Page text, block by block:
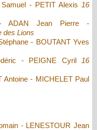
- PETIT Alexis 16
Jean Pierre -
des Lions
- BOUTANT Yves
- PEIGNE Cyril 16
Antoine - MICHELET Paul
- LENESTOUR Jean